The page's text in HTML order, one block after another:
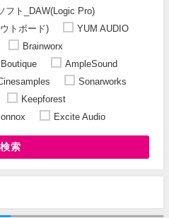
フト_DAW(Logic Pro)
トボード)
YUM AUDIO
Brainworx
AmpleSound
Sonarworks
Keepforest
Excite Audio
検索